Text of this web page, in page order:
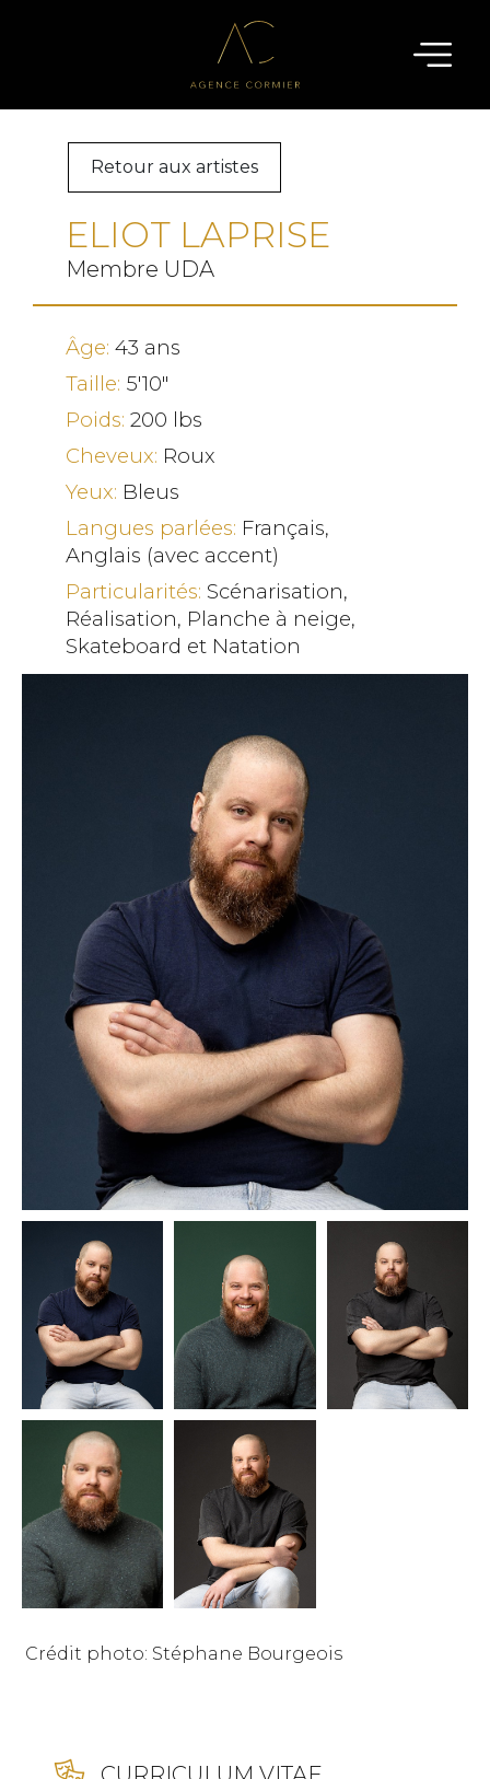
Retour aux artistes
ELIOT LAPRISE
Membre UDA
Âge: 43 ans
Taille: 5'10"
Poids: 200 lbs
Cheveux: Roux
Yeux: Bleus
Langues parlées: Français,
Anglais (avec accent)
Particularités: Scénarisation,
Réalisation, Planche à neige,
Skateboard et Natation
Crédit photo: Stéphane Bourgeois